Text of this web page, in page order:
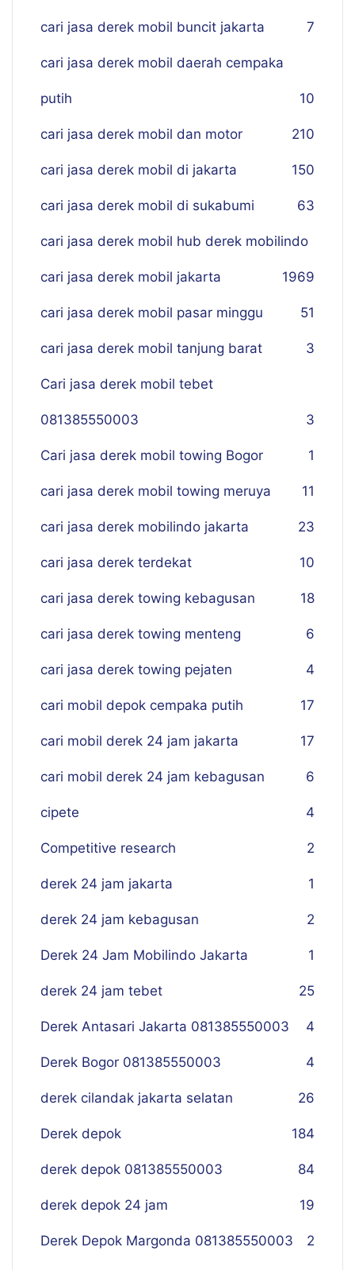
cari jasa derek mobil buncit jakarta 7
cari jasa derek mobil daerah cempaka
putih 10
cari jasa derek mobil dan motor 210
cari jasa derek mobil di jakarta 150
cari jasa derek mobil di sukabumi 63
cari jasa derek mobil hub derek mobilindo
69
cari jasa derek mobil jakarta 19
cari jasa derek mobil pasar minggu 51
cari jasa derek mobil tanjung barat 3
Cari jasa derek mobil tebet
081385550003 3
Cari jasa derek mobil towing Bogor 1
cari jasa derek mobil towing meruya 11
cari jasa derek mobilindo jakarta 23
cari jasa derek terdekat 10
cari jasa derek towing kebagusan 18
cari jasa derek towing menteng 6
cari jasa derek towing pejaten 4
cari mobil depok cempaka putih 17
cari mobil derek 24 jam jakarta 17
cari mobil derek 24 jam kebagusan 6
cipete 4
Competitive research 2
derek 24 jam jakarta 1
derek 24 jam kebagusan 2
Derek 24 Jam Mobilindo Jakarta 1
derek 24 jam tebet 25
Derek Antasari Jakarta 081385550003 4
Derek Bogor 081385550003 4
derek cilandak jakarta selatan 26
Derek depok 184
derek depok 081385550003 84
derek depok 24 jam 19
Derek Depok Margonda 081385550003 2